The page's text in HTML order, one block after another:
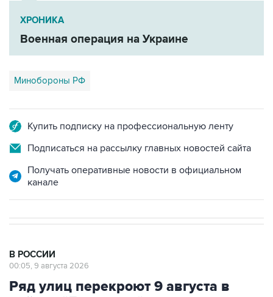
ХРОНИКА
Военная операция на Украине
Минобороны РФ
Купить подписку на профессиональную ленту
Подписаться на рассылку главных новостей сайта
Получать оперативные новости в официальном
канале
В РОССИИ
00:05, 9 августа 2026
Ряд улиц перекроют 9 августа в